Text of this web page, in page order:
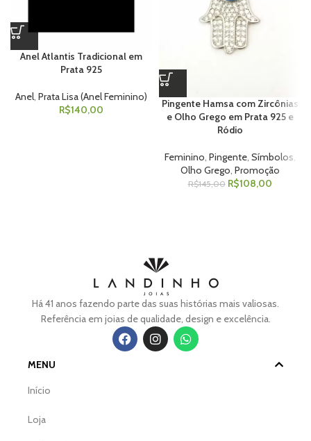
Anel Atlantis Tradicional em
Prata 925
Anel, Prata Lisa (Anel Feminino)
R$140,00
Pingente Hamsa com Zircônias
e Olho Grego em Prata 925 e
Ródio
Feminino, Pingente, Símbolos,
Olho Grego, Promoção
R$145,00 R$108,00
Há 41 anos fazendo parte das suas histórias mais valiosas.
Referência em joias de qualidade, design e excelência.
MENU
Início
Loja